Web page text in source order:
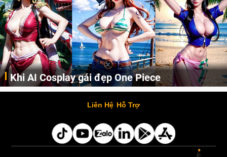
Khi AI Cosplay gái đẹp One Piece
Những cô nàng nóng bỏng Boa Hancock, Nico Robin, Nami, Yamato hay Perona được AI vẽ lại dưới hình thức Cosplay cực kỳ chuẩn chỉnh.
Liên Hệ Hỗ Trợ